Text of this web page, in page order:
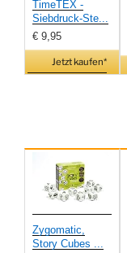
TimeTEX -
Siebdruck-Ste...
€ 9,95
Jetzt kaufen*
Zygomatic,
Story Cubes ...